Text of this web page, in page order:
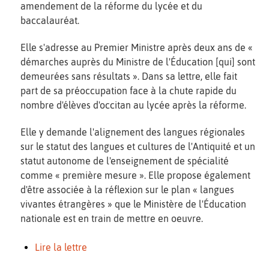
amendement de la réforme du lycée et du
baccalauréat.
Elle s'adresse au Premier Ministre après deux ans de «
démarches auprès du Ministre de l'Éducation [qui] sont
demeurées sans résultats ». Dans sa lettre, elle fait
part de sa préoccupation face à la chute rapide du
nombre d'élèves d'occitan au lycée après la réforme.
Elle y demande l'alignement des langues régionales
sur le statut des langues et cultures de l'Antiquité et un
statut autonome de l'enseignement de spécialité
comme « première mesure ». Elle propose également
d'être associée à la réflexion sur le plan « langues
vivantes étrangères » que le Ministère de l'Éducation
nationale est en train de mettre en oeuvre.
Lire la lettre